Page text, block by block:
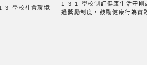
3 學校社會環境
1-3-1 學校制訂健康生活守則
過獎勵制度，鼓勵健康行為實